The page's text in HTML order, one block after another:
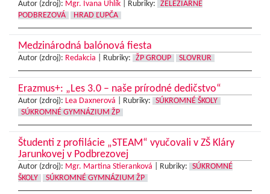
Autor (zdroj): Mgr. Ivana Uhlík Rubriky:
ŽELEZIARNE
PODBREZOVÁ
HRAD ĽUPČA
Medzinárodná balónová fiesta
Autor (zdroj): Redakcia Rubriky: ŽP GROUP SLOVRUR
Erazmus+: „Les 3.0 – naše prírodné dedičstvo“
Autor (zdroj): Lea Daxnerová Rubriky:
SÚKROMNÉ ŠKOLY
SÚKROMNÉ GYMNÁZIUM ŽP
Študenti z profilácie „STEAM“ vyučovali v ZŠ Kláry
Jarunkovej v Podbrezovej
Autor (zdroj): Mgr. Martina Stieranková Rubriky:
SÚKROMNÉ
ŠKOLY
SÚKROMNÉ GYMNÁZIUM ŽP